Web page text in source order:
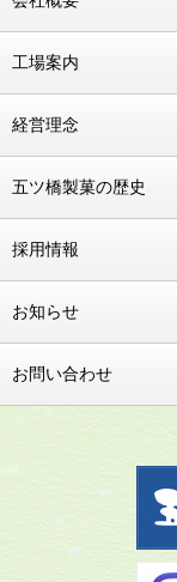
工場案内
経営理念
五ツ橋製菓の歴史
採用情報
お知らせ
お問い合わせ